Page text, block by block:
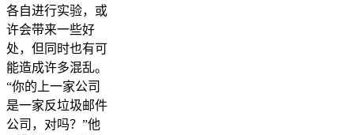
各自进行实验，或
许会带来一些好
处，但同时也有可
能造成许多混乱。
“你的上一家公司
是一家反垃圾邮件
公司，对吗？”他